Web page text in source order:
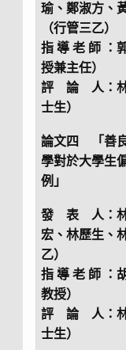
瑜、鄭淑方、
（行管三乙）
指 導 老 師 ：
授兼主任）
評 論 人：林
士生）
論文四 「善
學對於大學生
例」
發 表 人：林
宏、林歷生、
乙）
指 導 老 師 ：
教授）
評 論 人：林
士生）